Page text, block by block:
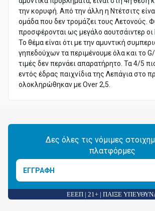
την κορυφή. Από την άλλη η Ντέτσιτς
ομάδα που δεν τρομάζει τους Λετονούς.
προσφέρονται ως μεγάλο αουτσάιντερ οι
Το θέμα είναι ότι με την αμυντική
γηπεδούχων τα περιμένουμε όλα και το G/
τιμές δεν περνάει απαρατήρητο. Τα 4/5
εντός έδρας παιχνίδια της Λεπάγια στο
ολοκληρώθηκαν με Over 2,5.
Δες όλες τις νόμιμες
πλατφόρμες
ΕΓΓΡΑΦΗ
ΕΕΕΠ | 21+ | ΠΑΙΞΕ